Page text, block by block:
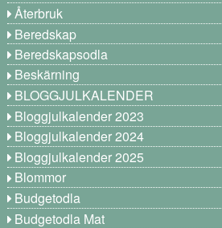
Återbruk
Beredskap
Beredskapsodla
Beskärning
BLOGGJULKALENDER
Bloggjulkalender 2023
Bloggjulkalender 2024
Bloggjulkalender 2025
Blommor
Budgetodla
Budgetodla Mat